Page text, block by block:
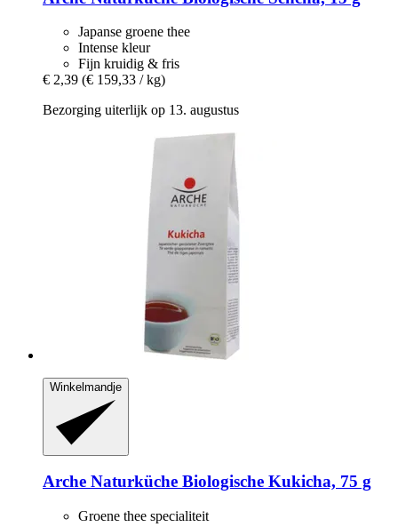
Japanse groene thee
Intense kleur
Fijn kruidig & fris
€ 2,39 (€ 159,33 / kg)
Bezorging uiterlijk op 13. augustus
Winkelmandje
Arche Naturküche Biologische Kukicha, 75 g
Groene thee specialiteit